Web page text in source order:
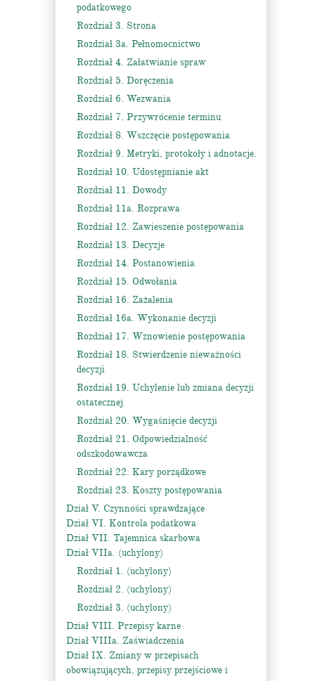
podatkowego
Rozdział 3. Strona
Rozdział 3a. Pełnomocnictwo
Rozdział 4. Załatwianie spraw
Rozdział 5. Doręczenia
Rozdział 6. Wezwania
Rozdział 7. Przywrócenie terminu
Rozdział 8. Wszczęcie postępowania
Rozdział 9. Metryki, protokoły i adnotacje.
Rozdział 10. Udostępnianie akt
Rozdział 11. Dowody
Rozdział 11a. Rozprawa
Rozdział 12. Zawieszenie postępowania
Rozdział 13. Decyzje
Rozdział 14. Postanowienia
Rozdział 15. Odwołania
Rozdział 16. Zażalenia
Rozdział 16a. Wykonanie decyzji
Rozdział 17. Wznowienie postępowania
Rozdział 18. Stwierdzenie nieważności
decyzji
Rozdział 19. Uchylenie lub zmiana decyzji
ostatecznej
Rozdział 20. Wygaśnięcie decyzji
Rozdział 21. Odpowiedzialność
odszkodowawcza
Rozdział 22. Kary porządkowe
Rozdział 23. Koszty postępowania
Dział V. Czynności sprawdzające
Dział VI. Kontrola podatkowa
Dział VII. Tajemnica skarbowa
Dział VIIa. (uchylony)
Rozdział 1. (uchylony)
Rozdział 2. (uchylony)
Rozdział 3. (uchylony)
Dział VIII. Przepisy karne
Dział VIIIa. Zaświadczenia
Dział IX. Zmiany w przepisach
obowiązujących, przepisy przejściowe i